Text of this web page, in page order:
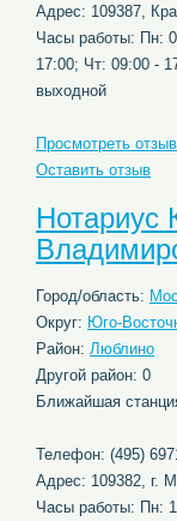
Адрес: 109387,
Часы работы: Пн:
17:00; Чт: 09:00 -
выходной
Просмотреть
Оставить отзыв
Нотариус
Город/область:
Округ: Юго-
Район: Люблино
Другой район: 0
Ближайшая
Телефон: (495)
Адрес: 109382, г.
Часы работы: Пн: